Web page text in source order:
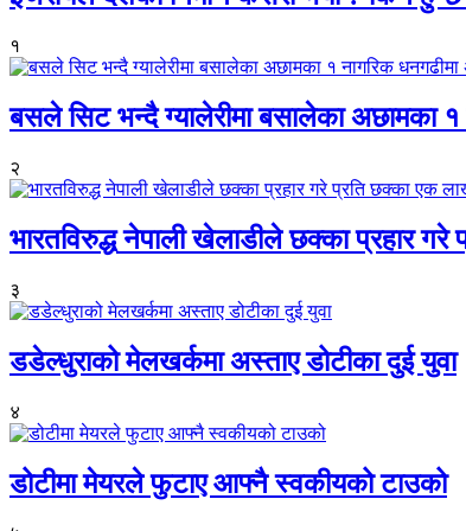
१
बसले सिट भन्दै ग्यालेरीमा बसालेका अछामका
२
भारतविरुद्ध नेपाली खेलाडीले छक्का प्रहार
३
डडेल्धुराको मेलखर्कमा अस्ताए डोटीका दुई युवा
४
डोटीमा मेयरले फुटाए आफ्नै स्वकीयको टाउको